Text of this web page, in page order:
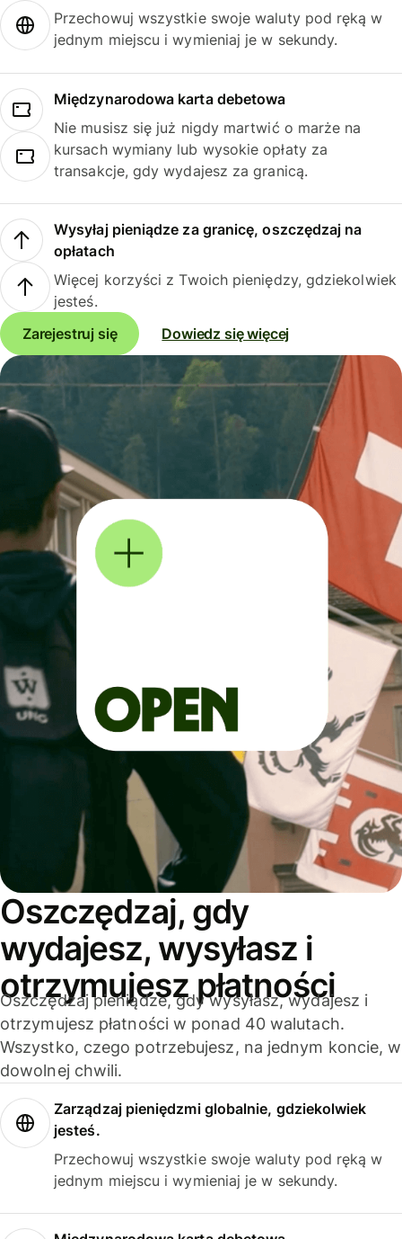
Przechowuj wszystkie swoje waluty pod ręką w
jednym miejscu i wymieniaj je w sekundy.
Międzynarodowa karta debetowa
Nie musisz się już nigdy martwić o marże na
kursach wymiany lub wysokie opłaty za
transakcje, gdy wydajesz za granicą.
Wysyłaj pieniądze za granicę, oszczędzaj na
opłatach
Więcej korzyści z Twoich pieniędzy, gdziekolwiek
jesteś.
Zarejestruj się
Dowiedz się więcej
Oszczędzaj, gdy
wydajesz, wysyłasz i
otrzymujesz płatności
Oszczędzaj pieniądze, gdy wysyłasz, wydajesz i
otrzymujesz płatności w ponad 40 walutach.
Wszystko, czego potrzebujesz, na jednym koncie, w
dowolnej chwili.
Zarządzaj pieniędzmi globalnie, gdziekolwiek
jesteś.
Przechowuj wszystkie swoje waluty pod ręką w
jednym miejscu i wymieniaj je w sekundy.